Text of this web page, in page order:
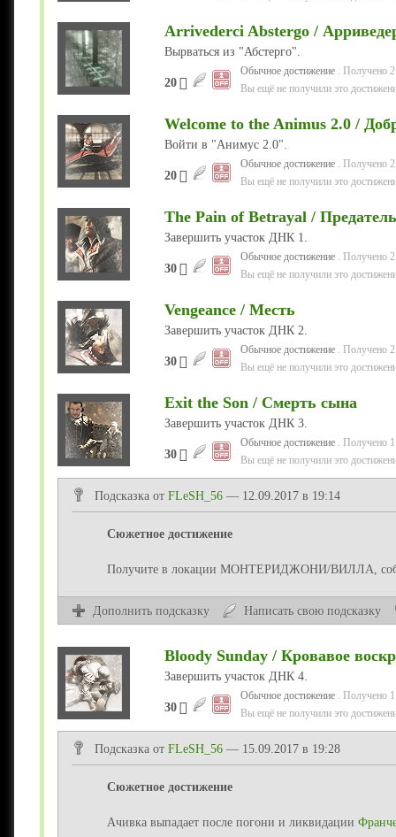
Arrivederci Abstergo /
Вырваться из "Абстерго".
20
Обычное достижение . Получено
Вы ещё не получили это
Welcome to the Animus 2.0 /
Войти в "Анимус 2.0".
20
Обычное достижение . Получено
Вы ещё не получили это
The Pain of Betrayal /
Завершить участок ДНК 1.
30
Обычное достижение . Получено
Вы ещё не получили это
Vengeance / Месть
Завершить участок ДНК 2.
30
Обычное достижение . Получено
Вы ещё не получили это
Exit the Son / Смерть сына
Завершить участок ДНК 3.
30
Обычное достижение . Получено
Вы ещё не получили это
Подсказка от FLeSH_56 — 12.09.2017 в 19:14
Сюжетное достижение
Получите в локации МОНТЕРИДЖОНИ/ВИЛЛА,
Дополнить подсказку Написать свою подсказку
Bloody Sunday / Кровавое
Завершить участок ДНК 4.
30
Обычное достижение . Получено
Вы ещё не получили это
Подсказка от FLeSH_56 — 15.09.2017 в 19:28
Сюжетное достижение
Ачивка выпадает после погони и ликвидации